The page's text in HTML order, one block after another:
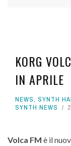
KORG
IN APRILE
NEWS, SYNTH
SYNTH NEWS
Volca FM è il